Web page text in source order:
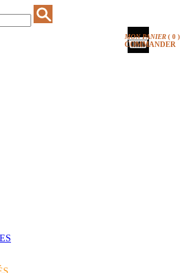
MON PANIER ( 0 )
COMMANDER